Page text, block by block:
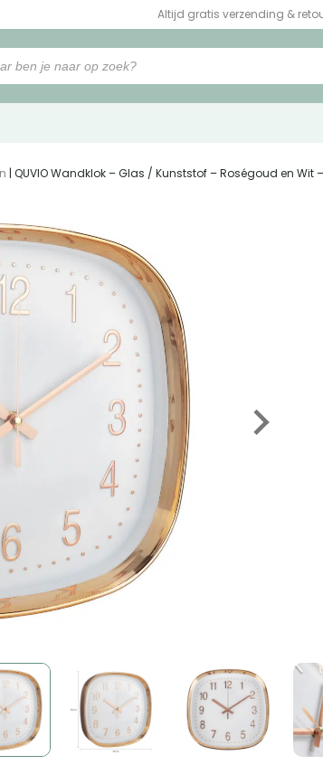
Altijd gratis verzending &
| QUVIO Wandklok – Glas / Kunststof – Roségoud en Wit